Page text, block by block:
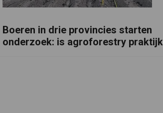
Boeren in drie provincies starten
onderzoek: is agroforestry